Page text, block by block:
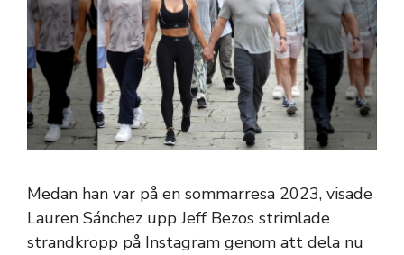
Medan han var på en sommarresa 2023, visade
Lauren Sánchez upp Jeff Bezos strimlade
strandkropp på Instagram genom att dela nu